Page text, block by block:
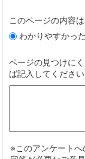
このページの内容
わかりやすかった
ページの見つけに
ば記入してください
※このアンケートへ